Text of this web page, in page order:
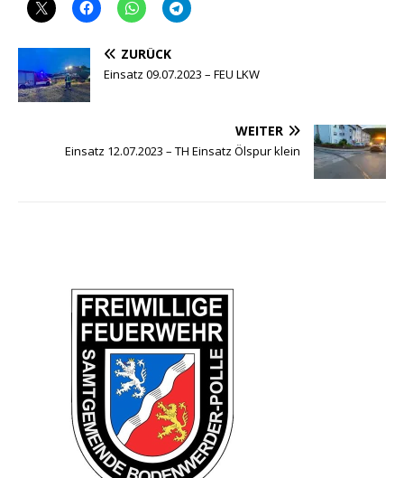
ZURÜCK
Einsatz 09.07.2023 – FEU LKW
WEITER
Einsatz 12.07.2023 – TH Einsatz Ölspur klein